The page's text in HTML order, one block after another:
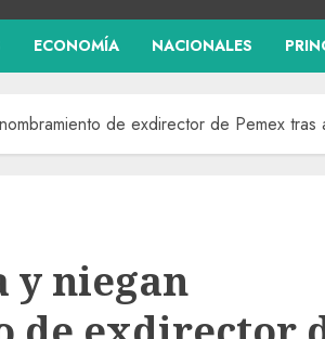
ECONOMÍA NACIONALES
de exdirector de Pemex tras
y niegan